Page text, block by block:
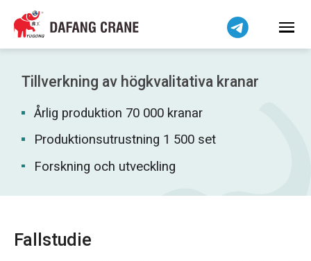
Tillverkning av högkvalitativa kranar
Årlig produktion 70 000 kranar
Produktionsutrustning 1 500 set
Forskning och utveckling
Fallstudie
Bahasa Indonesia
Bahasa Melayu
Tiếng Việt
简体中文
فارسی
Pilipino
اردو
Беларуская мова
Kiswahili